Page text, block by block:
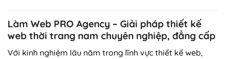
Làm Web PRO Agency – Giải pháp thiết kế
web thời trang nam chuyên nghiệp, đẳng cấp
Với kinh nghiệm lâu năm trong lĩnh vực thiết kế web,